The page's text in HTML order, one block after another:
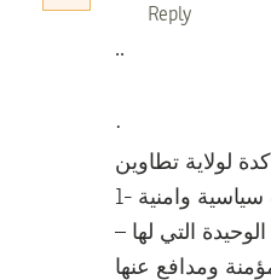
Reply
..
·
لولاية تطاوين
– تونس وتطاوين (الولاية الوحيدة التي لها
ومدافع عنها